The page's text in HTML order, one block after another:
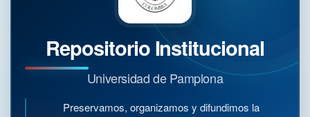
Repositorio Institucional
Universidad de Pamplona
Preservamos, organizamos y difundimos la